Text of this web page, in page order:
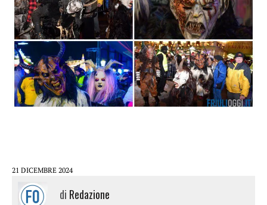
21 DICEMBRE 2024
di Redazione